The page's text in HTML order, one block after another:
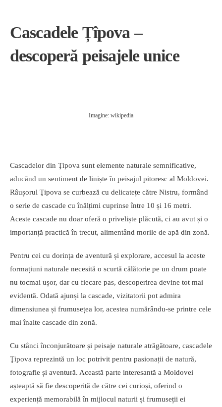
Cascadele Țîpova –
descoperă peisajele unice
Imagine: wikipedia
Cascadelor din Ţipova sunt elemente naturale semnificative,
aducând un sentiment de liniște în peisajul pitoresc al Moldovei.
Râușorul Ţipova se curbează cu delicatețe către Nistru, formând
o serie de cascade cu înălțimi cuprinse între 10 și 16 metri.
Aceste cascade nu doar oferă o priveliște plăcută, ci au avut și o
importanță practică în trecut, alimentând morile de apă din zonă.
Pentru cei cu dorința de aventură și explorare, accesul la aceste
formațiuni naturale necesită o scurtă călătorie pe un drum poate
nu tocmai ușor, dar cu fiecare pas, descoperirea devine tot mai
evidentă. Odată ajunși la cascade, vizitatorii pot admira
dimensiunea și frumusețea lor, acestea numărându-se printre cele
mai înalte cascade din zonă.
Cu stânci înconjurătoare și peisaje naturale atrăgătoare, cascadele
Ţipova reprezintă un loc potrivit pentru pasionații de natură,
fotografie și aventură. Această parte interesantă a Moldovei
așteaptă să fie descoperită de către cei curioși, oferind o
experiență memorabilă în mijlocul naturii și frumuseții ei